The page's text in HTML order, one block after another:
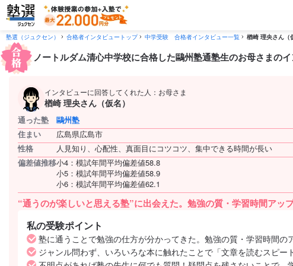
塾選（ジュクセン） 合格者インタビュートップ 中学受験 合格者インタビュー一覧 楢崎 理央さん（
ノートルダム清心中学校に合格した鷗州塾通塾生のお母さまの
インタビューに回答してくれた人：お母さま
楢崎 理央さん（仮名）
通った塾
鷗州塾
住まい
広島県広島市
性格
人見知り、心配性、真面目にコツコツ、集中できる時間が長い
偏差値推移小4：模試年間平均偏差値58.8
小5：模試年間平均偏差値58.9
小6：模試年間平均偏差値62.1
“通うのが楽しいと思える塾”に出会えた。勉強の質・学習時間アッ
私の受験ポイント
塾に通うことで勉強の仕方が分かってきた。勉強の質・学習時間の
ジャンル問わず、いろいろな本に触れたことで「文章を読むスピー